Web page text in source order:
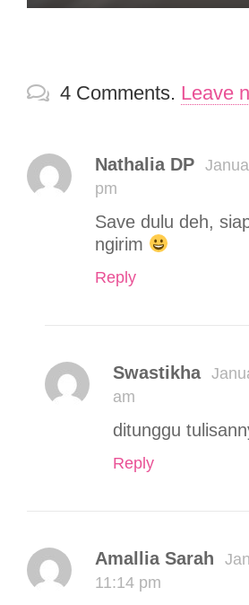
4 Comments. Leave
Nathalia DP
pm
Save dulu deh,
ngirim
Reply
Swastikha
am
ditunggu
Reply
Amallia Sarah
11:14 pm